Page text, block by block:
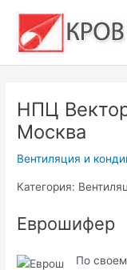
содержимому
НПЦ
Москва
Вентиляция и
Категория:
Еврошифер
По